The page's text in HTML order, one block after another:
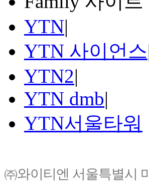
YTN|
YTN 사이언스
YTN2|
YTN dmb|
YTN서울타워
㈜와이티엔 서울특별시